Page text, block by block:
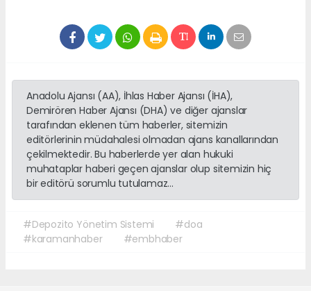
Anadolu Ajansı (AA), İhlas Haber Ajansı (İHA),
Demirören Haber Ajansı (DHA) ve diğer ajanslar
tarafından eklenen tüm haberler, sitemizin
editörlerinin müdahalesi olmadan ajans kanallarından
çekilmektedir. Bu haberlerde yer alan hukuki
muhataplar haberi geçen ajanslar olup sitemizin hiç
bir editörü sorumlu tutulamaz...
#Depozito Yönetim Sistemi
#doa
#karamanhaber
#embhaber